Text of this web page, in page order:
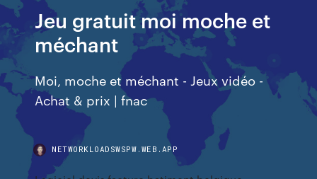
Jeu gratuit moi moche et
méchant
Moi, moche et méchant - Jeux vidéo -
Achat & prix | fnac
NETWORKLOADSWSPW.WEB.APP